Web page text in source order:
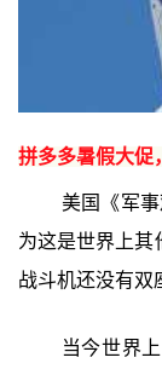
拼多多暑假大促
美国《军
为这是世界上其
战斗机还没有双
当今世界